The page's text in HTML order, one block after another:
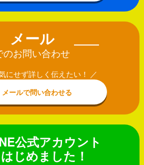
メール
のお問い合わせ
にせず詳しく伝えたい！
メールで問い合わせる
公式アカウント
はじめました！